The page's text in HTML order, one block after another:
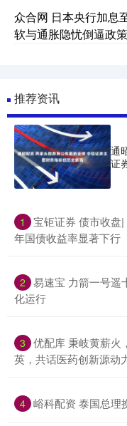
众合网 日本央行加息
软与通胀隐忧倒逼政
推荐资讯
通
证
1
宝钜证券 债市收盘
年国债收益率显著下行
2 易速宝 力箭一号遥
化运行
3 优配库 秉岐黄薪
英，共话医药创新源动
4 峪科配资 泰国总理